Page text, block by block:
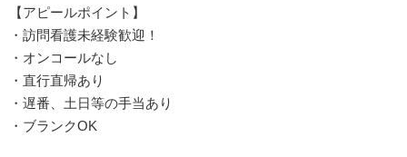
【アピールポイント】
・訪問看護未経験歓迎！
・オンコールなし
・直行直帰あり
・遅番、土日等の手当あり
・ブランクOK